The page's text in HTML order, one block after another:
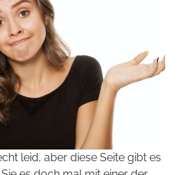
leid, aber diese Seite gibt es